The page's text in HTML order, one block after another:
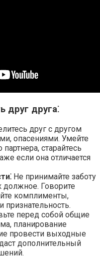
друг друга⁚
друг с другом
опасениями.​ Умейте
старайтесь
если она отличается
Не принимайте заботу
должное. Говорите
комплименты,
перед собой общие
планирование
провести выходные
дополнительный